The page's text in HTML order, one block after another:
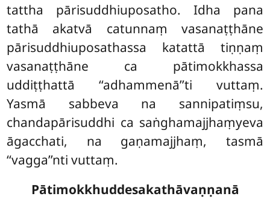
tattha pārisuddhiuposatho. Idha pana
tathā akatvā catunnaṃ vasanaṭṭhāne
pārisuddhiuposathassa katattā tiṇṇaṃ
vasanaṭṭhāne ca pātimokkhassa
uddiṭṭhattā ‘‘adhammenā’’ti vuttaṃ.
Yasmā sabbeva na sannipatiṃsu,
chandapārisuddhi ca saṅghamajjhaṃyeva
āgacchati, na gaṇamajjhaṃ, tasmā
‘‘vagga’’nti vuttaṃ.
Pātimokkhuddesakathāvaṇṇanā